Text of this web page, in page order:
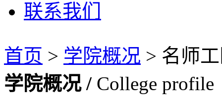
联系我们
首页 > 学院概况 > 名师
学院概况 / College profile